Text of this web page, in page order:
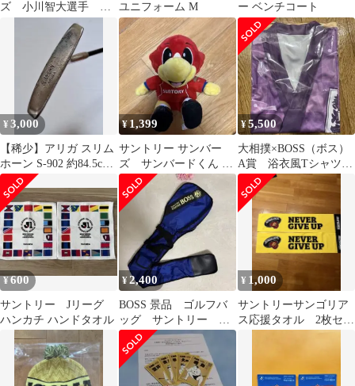
ズ 小川智大選手 ミ
ニフォトカード
ユニフォーム M
ー ベンチコート
¥3,000
【稀少】アリガ スリム
ホーン S-902 約84.5cm
ヴィンテージ パター
¥ 1,399
サントリー サンバー
ズ サンバードくん ぬ
いぐるみ バレーボール
SVリーグ
¥5,500
大相撲×BOSS（ボス）
A賞 浴衣風Tシャツ
熱海富士
¥600
サントリー Jリーグ
ハンカチ ハンドタオル
¥2,400
BOSS 景品 ゴルフバ
ッグ サントリー
SUNTORY
¥ 1,000
サントリーサンゴリア
ス応援タオル 2枚セッ